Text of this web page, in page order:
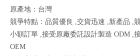
原產地：台灣
競爭特點：品質優良 ,交貨迅速 ,新產品 ,
小額訂單 ,接受原廠委託設計製造 ODM ,
OEM